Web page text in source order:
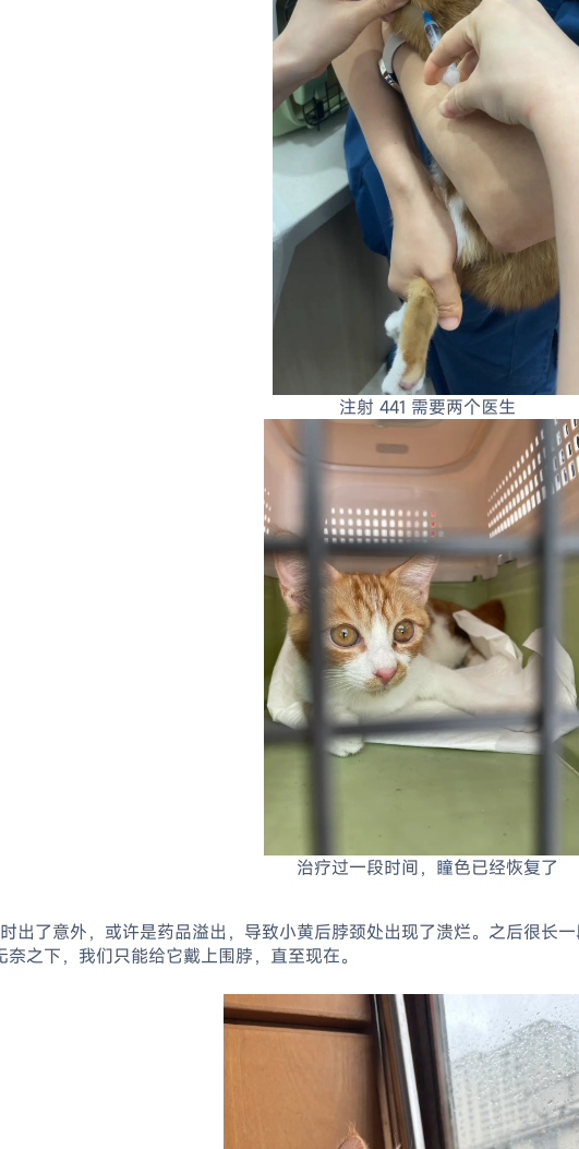
注射 441 需要两个医生
治疗过一段时间，瞳色已经恢复了
出了意外，或许是药品溢出，导致小黄后脖颈处出现了溃烂。之后很长
之下，我们只能给它戴上围脖，直至现在。